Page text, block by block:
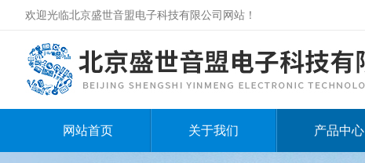
欢迎光临北京盛世音盟电子科技有限公司网站！
网站首页 关于我们 产品中心